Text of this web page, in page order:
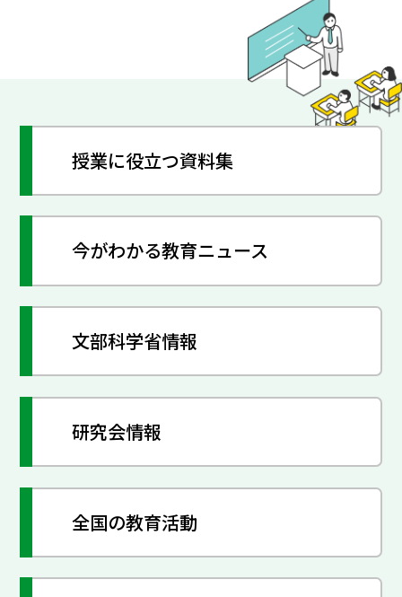
授業に役立つ資料集
今がわかる教育ニュース
文部科学省情報
研究会情報
全国の教育活動